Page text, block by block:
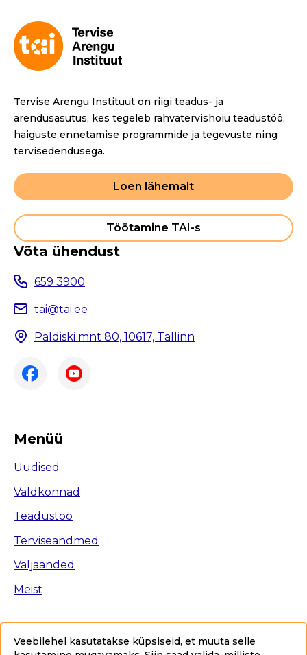
e
b
o
o
k
Tervise Arengu Instituut on riigi teadus- ja
arendusasutus, kes tegeleb rahvatervishoiu teadustöö,
haiguste ennetamise programmide ja tegevuste ning
tervisedendusega.
Loen lähemalt
Töötamine TAI-s
Võta ühendust
659 3900
tai@tai.ee
Paldiski mnt 80, 10617, Tallinn
Menüü
Uudised
Valdkonnad
Teadustöö
Terviseandmed
Väljaanded
Meist
Veebilehel kasutatakse küpsiseid, et muuta selle